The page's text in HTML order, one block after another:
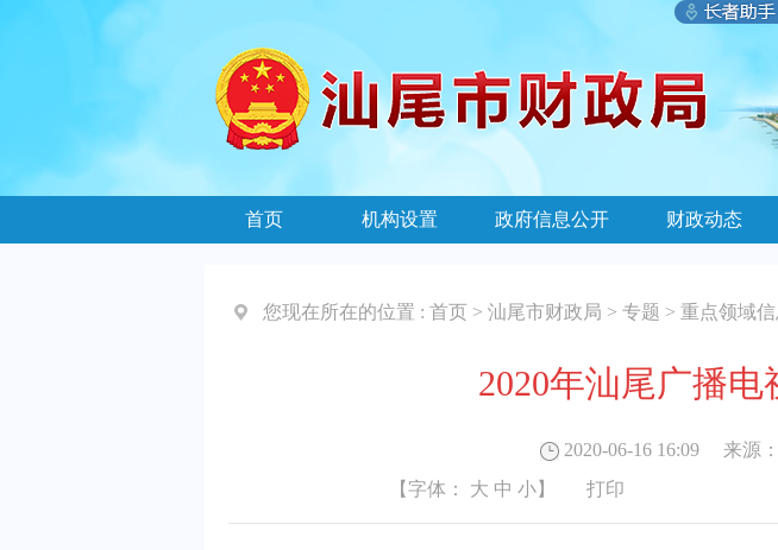
首页 机构设置 政府信息公开 财政动态
您现在所在的位置 : 首页 > 汕尾市财政局 > 专题 > 重点领域
2020年汕尾广播
2020-06-16 16:09来源：
【字体： 大 中 小】 打印